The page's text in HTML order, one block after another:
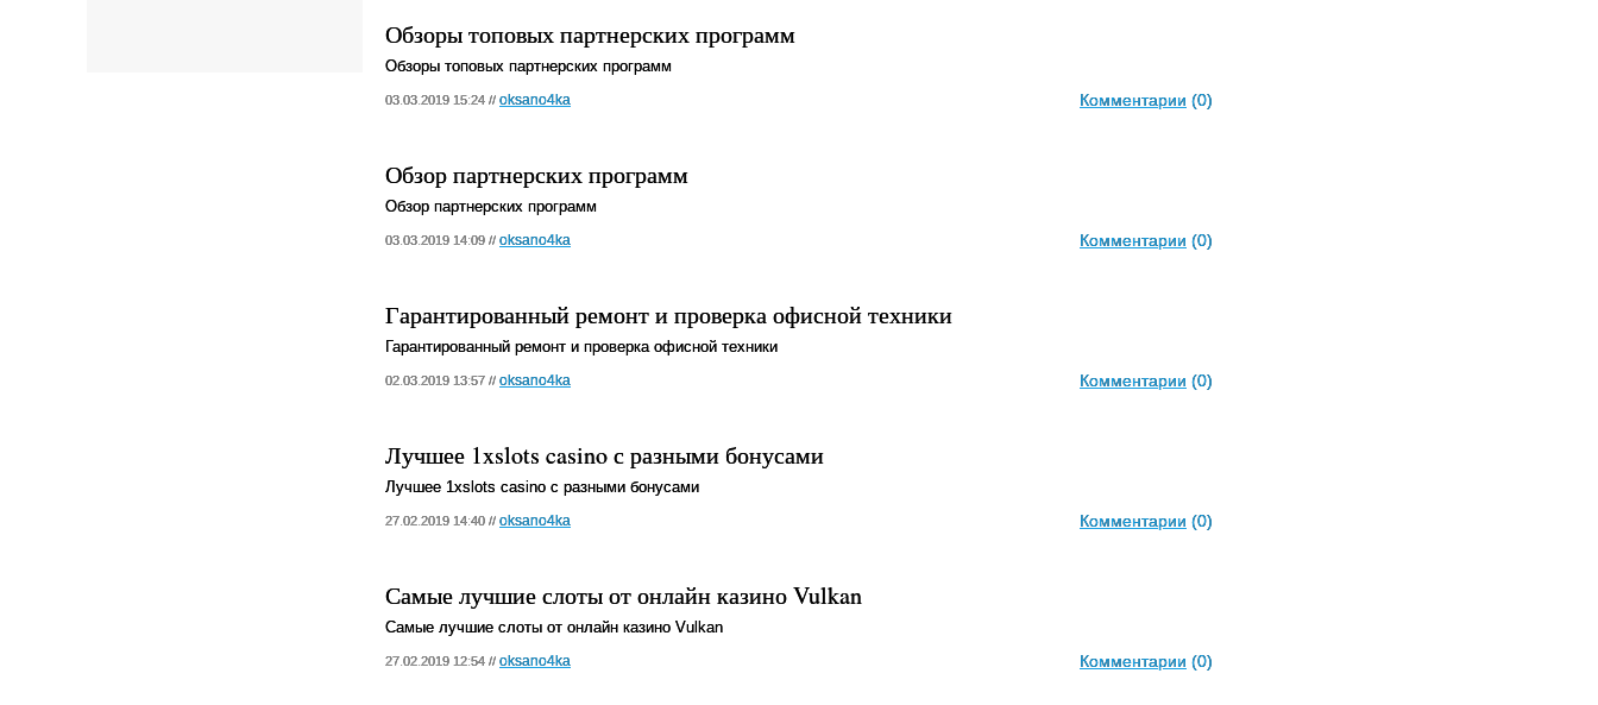
Обзоры топовых партнерских программ
Обзоры топовых партнерских программ
03.03.2019 15:24 // oksano4ka Комментарии (0)
Обзор партнерских программ
Обзор партнерских программ
03.03.2019 14:09 // oksano4ka Комментарии (0)
Гарантированный ремонт и проверка офисной техники
Гарантированный ремонт и проверка офисной техники
02.03.2019 13:57 // oksano4ka Комментарии (0)
Лучшее 1xslots casino с разными бонусами
Лучшее 1xslots casino с разными бонусами
27.02.2019 14:40 // oksano4ka Комментарии (0)
Самые лучшие слоты от онлайн казино Vulkan
Самые лучшие слоты от онлайн казино Vulkan
27.02.2019 12:54 // oksano4ka Комментарии (0)